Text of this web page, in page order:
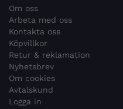
Om oss
Arbeta med oss
Kontakta oss
Köpvillkor
Retur & reklamation
Nyhetsbrev
Om cookies
Avtalskund
Logga in